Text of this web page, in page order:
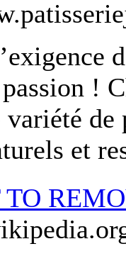
!
variété de
et
TO